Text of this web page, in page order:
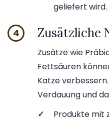
geliefert wird.
4 Zusätzliche
Zusätze wie
Fettsäuren
Katze
Verdauung und
✓
Produkte mit